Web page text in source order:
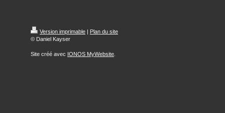
Version imprimable | Plan du site
© Daniel Kayser
Site créé avec IONOS MyWebsite